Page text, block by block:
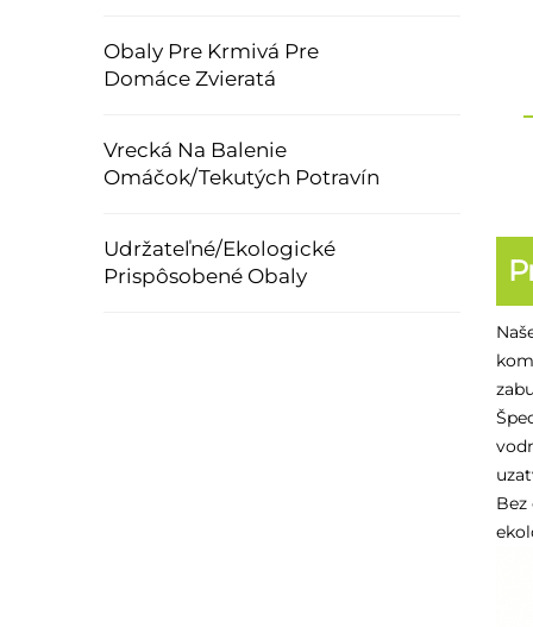
Obaly Pre Krmivá Pre
Domáce Zvieratá
Vrecká Na Balenie
Omáčok/Tekutých Potravín
Udržateľné/Ekologické
Prispôsobené Obaly